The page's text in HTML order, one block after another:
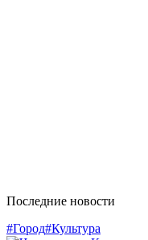
Последние новости
#Город#Культура